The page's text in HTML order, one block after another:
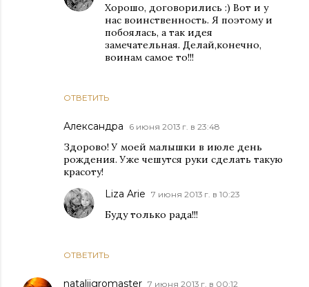
ОТВЕТИТЬ
Хорошо, договорились :) Вот и у
нас воинственность. Я поэтому и
побоялась, а так идея
замечательная. Делай,конечно,
воинам самое то!!!
Александра 6 июня 2013 г. в 23:48
Здорово! У моей малышки в июле день
рождения. Уже чешутся руки сделать такую
красоту!
ОТВЕТИТЬ
Liza Arie 7 июня 2013 г. в 10:23
Буду только рада!!!
nataliigromaster 7 июня 2013 г. в 00:12